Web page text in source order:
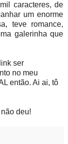
caracteres, de
um enorme
teve romance,
galerinha que
ser
no meu
então. Ai ai, tô
deu!